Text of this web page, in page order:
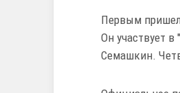
Первым
Он участвует
Семашкин.